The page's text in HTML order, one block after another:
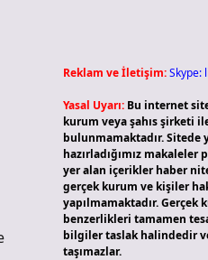
Reklam ve İletişim:Skype:
Yasal Uyarı: Bu internet
kurum veya şahıs şirketi
bulunmamaktadır. Sitede
hazırladığımız makaleler
yer alan içerikler haber
gerçek kurum ve kişiler
yapılmamaktadır.
benzerlikleri tamamen
bilgiler taslak halindedir
taşımazlar.